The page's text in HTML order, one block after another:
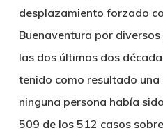
desplazamiento forzado
Buenaventura por
las dos últimas dos
tenido como resultado una
ninguna persona había
509 de los 512 casos